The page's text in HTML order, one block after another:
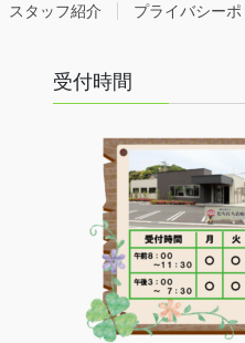
スタッフ紹介 プライバシーポ
受付時間